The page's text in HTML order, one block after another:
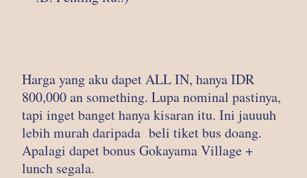
Harga yang aku dapet ALL IN, hanya IDR
800,000 an something. Lupa nominal pastinya,
tapi inget banget hanya kisaran itu. Ini jauuuh
lebih murah daripada beli tiket bus doang.
Apalagi dapet bonus Gokayama Village +
lunch segala.